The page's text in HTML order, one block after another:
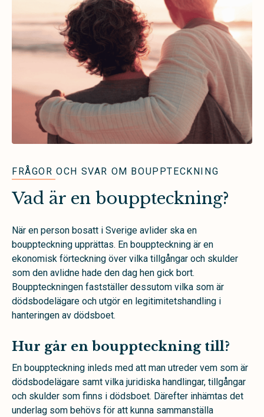
FRÅGOR OCH SVAR OM BOUPPTECKNING
Vad är en bouppteckning?
När en person bosatt i Sverige avlider ska en
bouppteckning upprättas. En bouppteckning är en
ekonomisk förteckning över vilka tillgångar och skulder
som den avlidne hade den dag hen gick bort.
Bouppteckningen fastställer dessutom vilka som är
dödsbodelägare och utgör en legitimitetshandling i
hanteringen av dödsboet.
Hur går en bouppteckning till?
En bouppteckning inleds med att man utreder vem som är
dödsbodelägare samt vilka juridiska handlingar, tillgångar
och skulder som finns i dödsboet. Därefter inhämtas det
underlag som behövs för att kunna sammanställa